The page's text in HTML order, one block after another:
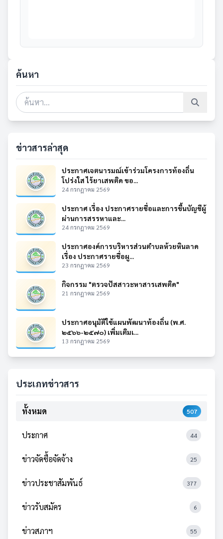
ค้นหา
ข่าวสารล่าสุด
ประกาศเจตนารมณ์เข้าร่วมโครงการท้องถิ่น
โปร่งใส ไร้ยาเสพติด ขอ...
24 กรกฎาคม 2569
ประกาศ เรื่อง ประกาศรายชื่อและการขึ้นบัญชีผู้
ผ่านการสรรหาและ...
24 กรกฎาคม 2569
ประกาศองค์การบริหารส่วนตำบลห้วยหินลาด
เรื่อง ประกาศรายชื่อผู...
23 กรกฎาคม 2569
กิจกรรม "ตรวจปัสสาวะหาสารเสพติด"
21 กรกฎาคม 2569
ประกาศอนุมัติใช้แผนพัฒนาท้องถิ่น (พ.ศ.
๒๕๖๖-๒๕๗๐) เพิ่มเติมเ...
13 กรกฎาคม 2569
ประเภทข่าวสาร
ทั้งหมด 507
ประกาศ 44
ข่าวจัดซื้อจัดจ้าง 25
ข่าวประชาสัมพันธ์ 377
ข่าวรับสมัคร 6
ข่าวสภาฯ 55